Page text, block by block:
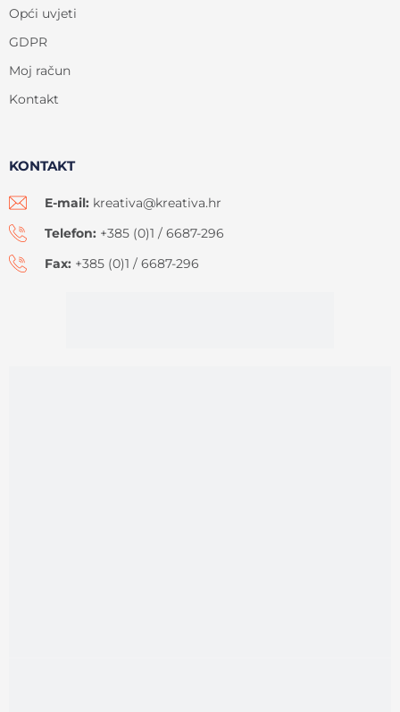
Opći uvjeti
GDPR
Moj račun
Kontakt
KONTAKT
E-mail: kreativa@kreativa.hr
Telefon: +385 (0)1 / 6687-296
Fax: +385 (0)1 / 6687-296